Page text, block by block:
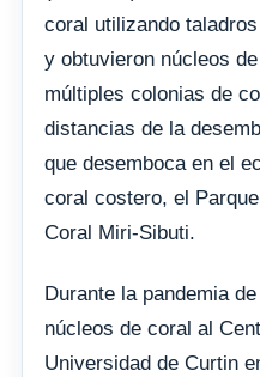
coral utilizando
y obtuvieron núcleos
múltiples colonias de
distancias de la
que desemboca en el
coral costero, el
Coral Miri-Sibuti.
Durante la pandemia
núcleos de coral al
Universidad de Curtin